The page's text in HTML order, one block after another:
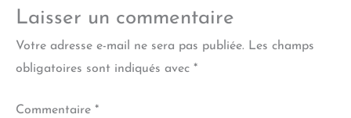
Laisser un commentaire
Votre adresse e-mail ne sera pas publiée. Les champs
obligatoires sont indiqués avec *
Commentaire *